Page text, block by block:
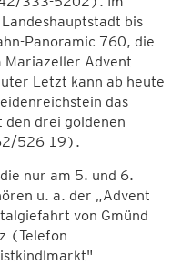
bis
Panoramic 760, die
Mariazeller Advent
Letzt kann ab heute
das
den drei goldenen
526 19).
nur am 5. und 6.
u. a. der „Advent
von Gmünd
(Telefon